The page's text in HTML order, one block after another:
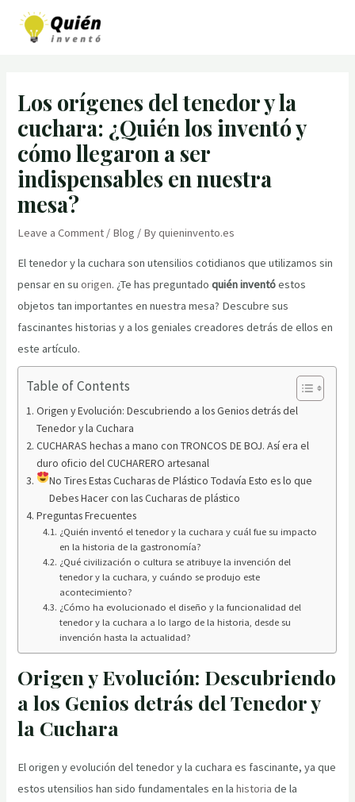
Los orígenes del tenedor y la
cuchara: ¿Quién los inventó y
cómo llegaron a ser
indispensables en nuestra
mesa?
Leave a Comment / Blog / Byquieninvento.es
El tenedor y la cuchara son utensilios cotidianos que utilizamos sin
pensar en suorigen. ¿Te has preguntadoquién inventóestos
objetos tan importantes en nuestra mesa? Descubre sus
fascinantes historias y a los geniales creadores detrás de ellos en
este artículo.
Table of Contents
Origen y Evolución: Descubriendo a los Genios detrás del
Tenedor y la Cuchara
CUCHARAS hechas a mano con TRONCOS DE BOJ. Así era el
duro oficio del CUCHARERO artesanal
No Tires Estas Cucharas de Plástico Todavía Esto es lo que
Debes Hacer con las Cucharas de plástico
Preguntas Frecuentes
¿Quién inventó el tenedor y la cuchara y cuál fue su impacto
en la historia de la gastronomía?
¿Qué civilización o cultura se atribuye la invención del
tenedor y la cuchara, y cuándo se produjo este
acontecimiento?
¿Cómo ha evolucionado el diseño y la funcionalidad del
tenedor y la cuchara a lo largo de la historia, desde su
invención hasta la actualidad?
Origen y Evolución: Descubriendo
a los Genios detrás del Tenedor y
la Cuchara
El origen y evolución del tenedor y la cuchara es fascinante, ya que
estos utensilios han sido fundamentales en lahistoria de la